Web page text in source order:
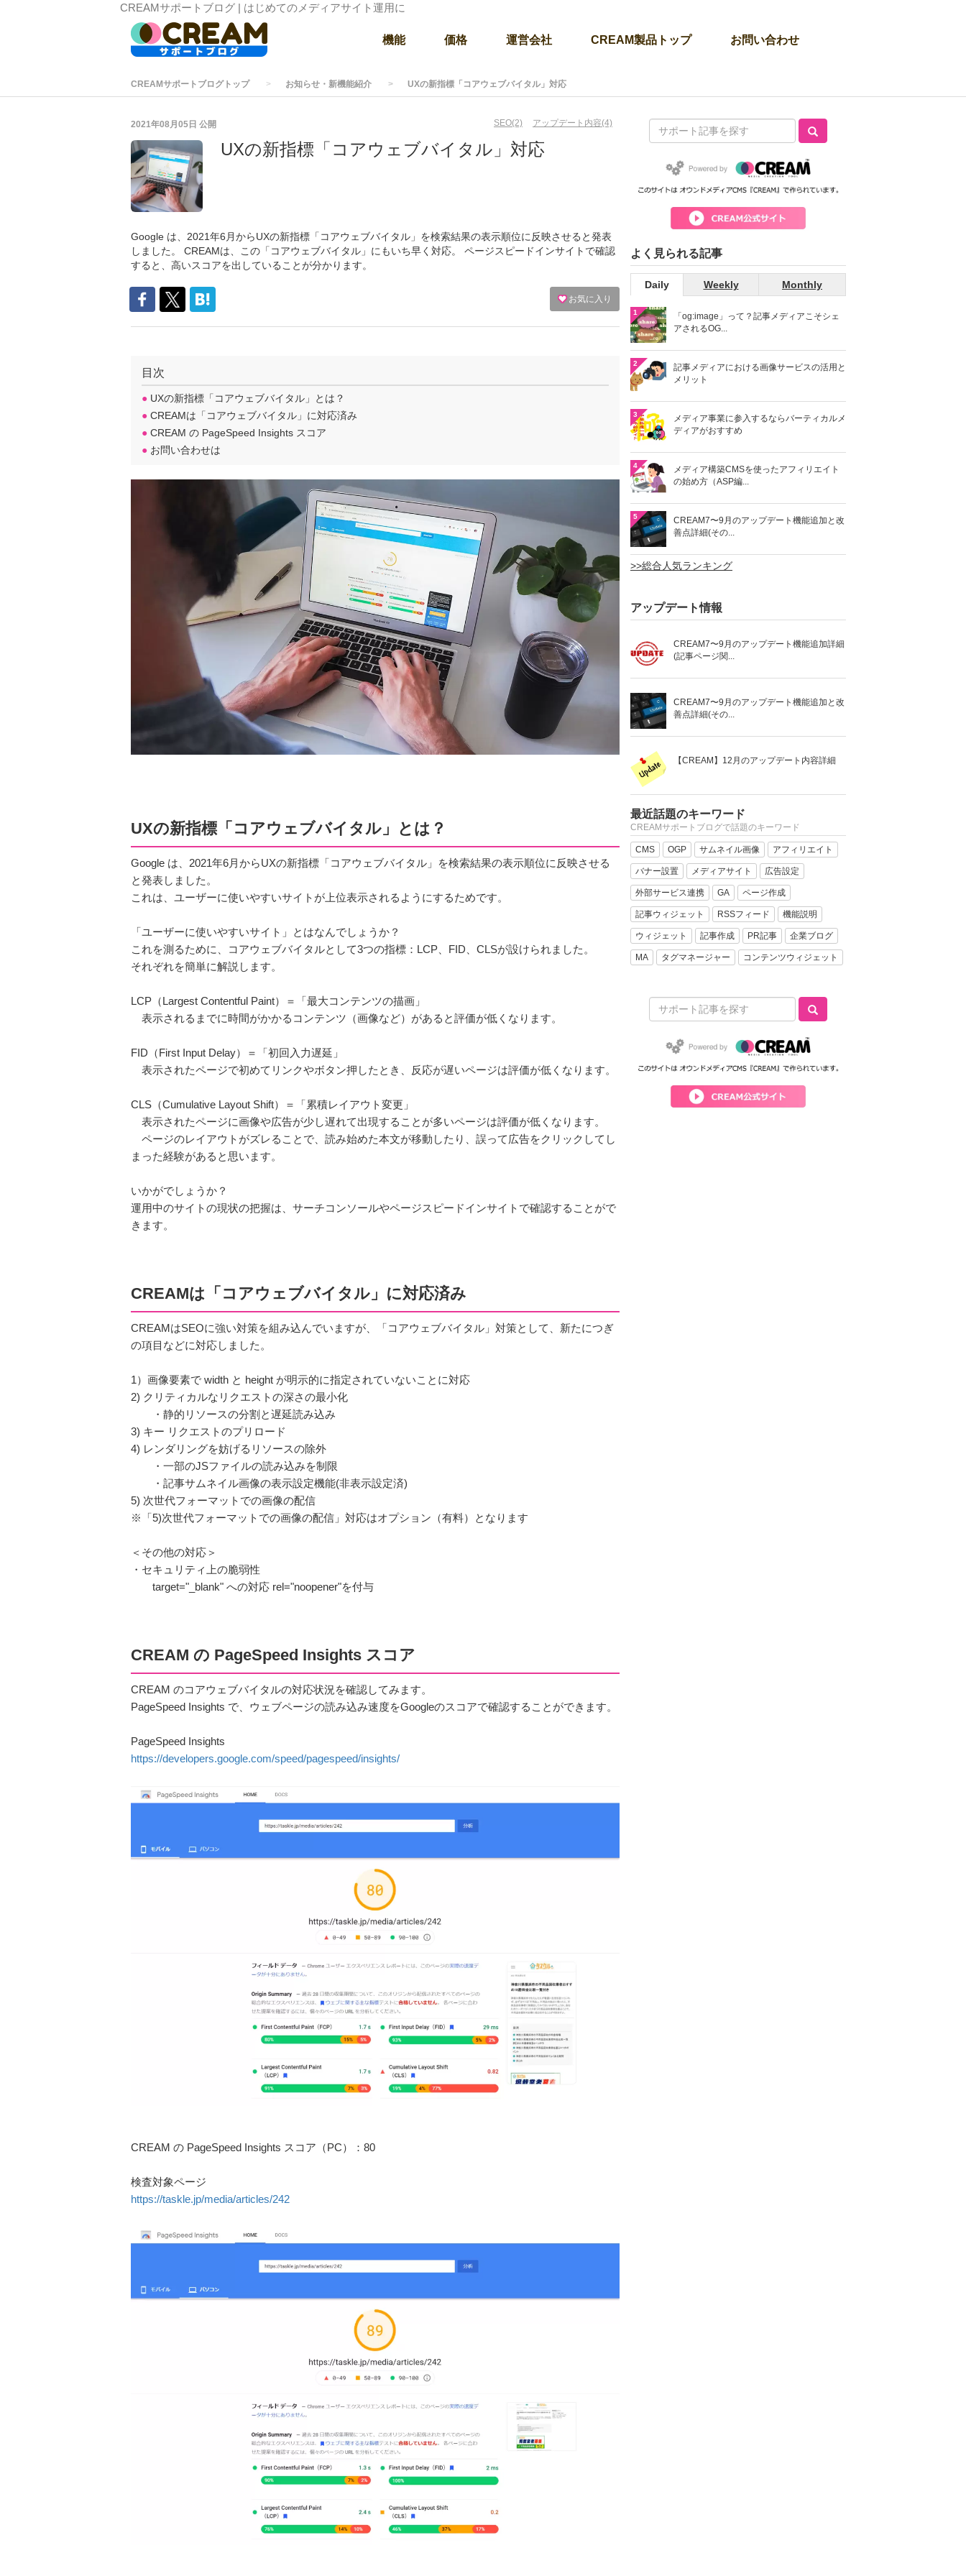
CREAMサポートブログ | はじめてのメディアサイト運用に
機能 価格 運営会社 CREAM製品トップ お問い合わせ
CREAMサポートブログトップ お知らせ・新機能紹介 UXの新指標「コアウェブバイタル」対応
2021年08月05日 公開 SEO(2) アップデート内容(4)
UXの新指標「コアウェブバイタル」対応
Google は、2021年6月からUXの新指標「コアウェブバイタル」を検索結果の表示順位に反映させると発表
しました。 CREAMは、この「コアウェブバイタル」にもいち早く対応。 ページスピードインサイトで確認
すると、高いスコアを出していることが分かります。
お気に入り
目次
● UXの新指標「コアウェブバイタル」とは？
● CREAMは「コアウェブバイタル」に対応済み
● CREAM の PageSpeed Insights スコア
● お問い合わせは
UXの新指標「コアウェブバイタル」とは？
Google は、2021年6月からUXの新指標「コアウェブバイタル」を検索結果の表示順位に反映させる
と発表しました。
これは、ユーザーに使いやすいサイトが上位表示されるようにするためです。
「ユーザーに使いやすいサイト」とはなんでしょうか？
これを測るために、コアウェブバイタルとして3つの指標：LCP、FID、CLSが設けられました。
それぞれを簡単に解説します。
LCP（Largest Contentful Paint）＝「最大コンテンツの描画」
表示されるまでに時間がかかるコンテンツ（画像など）があると評価が低くなります。
FID（First Input Delay）＝「初回入力遅延」
表示されたページで初めてリンクやボタン押したとき、反応が遅いページは評価が低くなります。
CLS（Cumulative Layout Shift）＝「累積レイアウト変更」
表示されたページに画像や広告が少し遅れて出現することが多いページは評価が低くなります。
ページのレイアウトがズレることで、読み始めた本文が移動したり、誤って広告をクリックしてし
まった経験があると思います。
いかがでしょうか？
運用中のサイトの現状の把握は、サーチコンソールやページスピードインサイトで確認することがで
きます。
CREAMは「コアウェブバイタル」に対応済み
CREAMはSEOに強い対策を組み込んでいますが、「コアウェブバイタル」対策として、新たにつぎ
の項目などに対応しました。
1）画像要素で width と height が明示的に指定されていないことに対応
2) クリティカルなリクエストの深さの最小化
・静的リソースの分割と遅延読み込み
3) キー リクエストのプリロード
4) レンダリングを妨げるリソースの除外
・一部のJSファイルの読み込みを制限
・記事サムネイル画像の表示設定機能(非表示設定済)
5) 次世代フォーマットでの画像の配信
※「5)次世代フォーマットでの画像の配信」対応はオプション（有料）となります
＜その他の対応＞
・セキュリティ上の脆弱性
target="_blank" への対応 rel="noopener"を付与
CREAM の PageSpeed Insights スコア
CREAM のコアウェブバイタルの対応状況を確認してみます。
PageSpeed Insights で、ウェブページの読み込み速度をGoogleのスコアで確認することができます。
PageSpeed Insights
https://developers.google.com/speed/pagespeed/insights/
CREAM の PageSpeed Insights スコア（PC）：80
検査対象ページ
https://taskle.jp/media/articles/242
よく見られる記事
Daily Weekly Monthly
1
「og:image」って？記事メディアこそシェ
アされるOG...
2
記事メディアにおける画像サービスの活用と
メリット
3
メディア事業に参入するならバーティカルメ
ディアがおすすめ
4
メディア構築CMSを使ったアフィリエイト
の始め方（ASP編...
5
CREAM7〜9月のアップデート機能追加と改
善点詳細(その...
>>総合人気ランキング
アップデート情報
CREAM7〜9月のアップデート機能追加詳細
(記事ページ関...
CREAM7〜9月のアップデート機能追加と改
善点詳細(その...
【CREAM】12月のアップデート内容詳細
最近話題のキーワード
CREAMサポートブログで話題のキーワード
CMS OGP サムネイル画像 アフィリエイト
バナー設置 メディアサイト 広告設定
外部サービス連携 GA ページ作成
記事ウィジェット RSSフィード 機能説明
ウィジェット 記事作成 PR記事 企業ブログ
MA タグマネージャー コンテンツウィジェット